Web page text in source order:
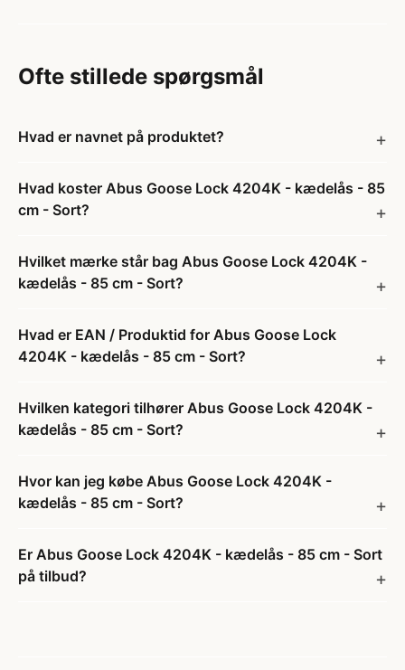
Ofte stillede spørgsmål
Hvad er navnet på produktet?
Hvad koster Abus Goose Lock 4204K - kædelås - 85
cm - Sort?
Hvilket mærke står bag Abus Goose Lock 4204K -
kædelås - 85 cm - Sort?
Hvad er EAN / Produktid for Abus Goose Lock
4204K - kædelås - 85 cm - Sort?
Hvilken kategori tilhører Abus Goose Lock 4204K -
kædelås - 85 cm - Sort?
Hvor kan jeg købe Abus Goose Lock 4204K -
kædelås - 85 cm - Sort?
Er Abus Goose Lock 4204K - kædelås - 85 cm - Sort
på tilbud?